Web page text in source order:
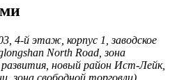
4-й этаж, корпус 1, заводское
North Road, зона
развития, новый район Ист-Лейк,